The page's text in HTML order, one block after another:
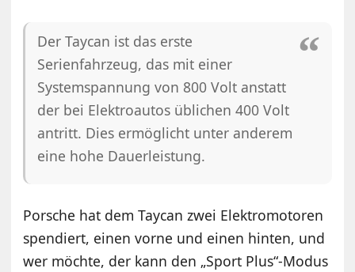
Der Taycan ist das erste
Serienfahrzeug, das mit einer
Systemspannung von 800 Volt anstatt
der bei Elektroautos üblichen 400 Volt
antritt. Dies ermöglicht unter anderem
eine hohe Dauerleistung.
Porsche hat dem Taycan zwei Elektromotoren
spendiert, einen vorne und einen hinten, und
wer möchte, der kann den „Sport Plus“-Modus